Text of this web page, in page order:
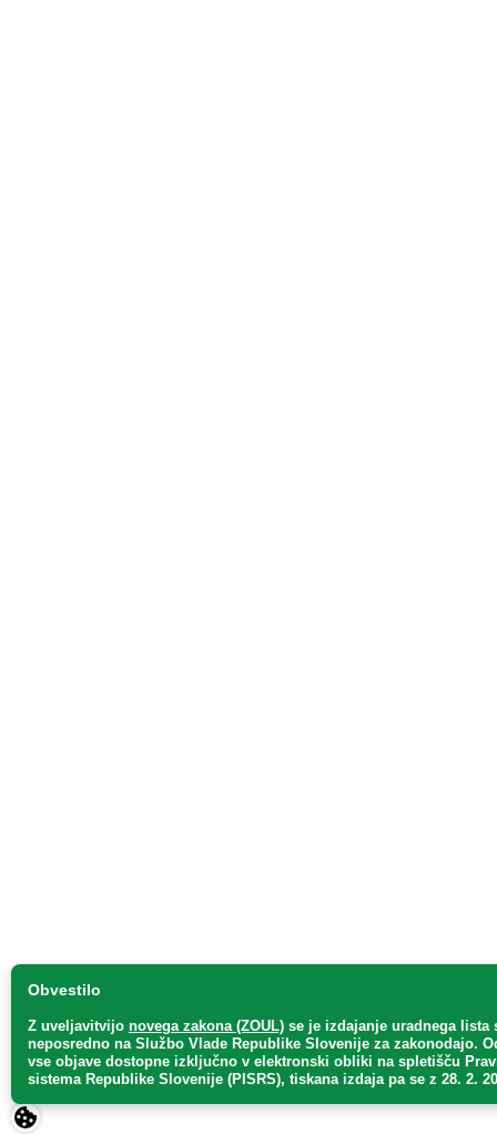
Obvestilo
Z uveljavitvijo novega zakona (ZOUL) se je izdajanje uradnega lista
neposredno na Službo Vlade Republike Slovenije za zakonodajo.
vse objave dostopne izključno v elektronski obliki na spletišču
sistema Republike Slovenije (PISRS), tiskana izdaja pa se z 28. 2.